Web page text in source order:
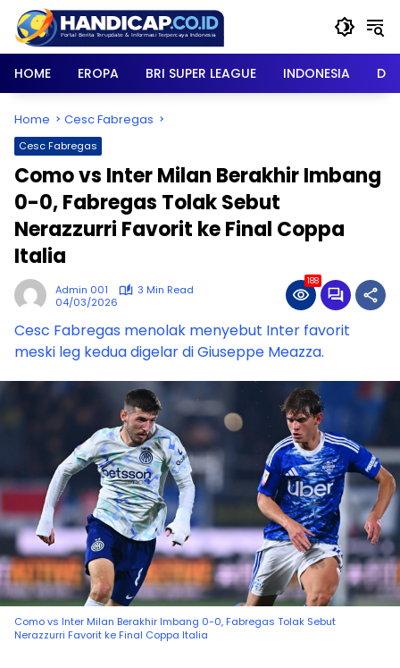
content
HOME
EROPA BRI SUPER LEAGUE INDONESIA
Home Cesc Fabregas
Cesc Fabregas
Como vs Inter Milan Berakhir Imbang
0-0, Fabregas Tolak Sebut
Nerazzurri Favorit ke Final Coppa
Italia
Admin 001
3 Min Read
04/03/2026
188
Cesc Fabregas menolak menyebut Inter favorit
meski leg kedua digelar di Giuseppe Meazza.
Como vs Inter Milan Berakhir Imbang 0-0, Fabregas Tolak Sebut
Nerazzurri Favorit ke Final Coppa Italia